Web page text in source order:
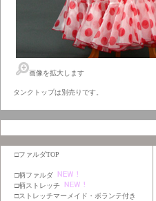
画像を拡大します
タンクトップは別売りです。
□ファルダTOP
□柄ファルダ
□柄ストレッチ
□ストレッチマーメイド・ボランテ付き